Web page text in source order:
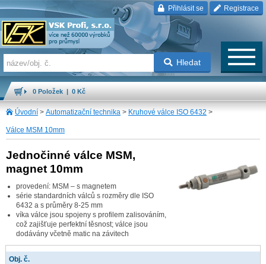
Přihlásit se Registrace
Hledat
0 Položek | 0 Kč
Úvodní > Automatizační technika > Kruhové válce ISO 6432 >
Válce MSM 10mm
Jednočinné válce MSM,
magnet 10mm
provedení: MSM – s magnetem
série standardních válců s rozměry dle ISO
6432 a s průměry 8-25 mm
víka válce jsou spojeny s profilem zalisováním,
což zajišťuje perfektní těsnost; válce jsou
dodávány včetně matic na závitech
Obj. č.